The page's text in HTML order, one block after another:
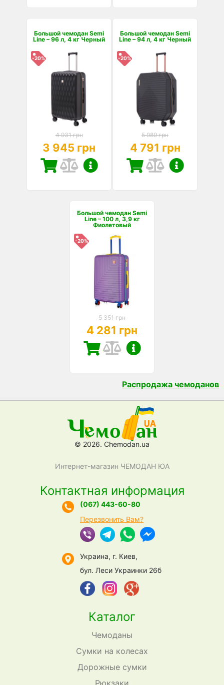
Большой чемодан Semi
Line – 96 л, 4 кг Черный
-20%
4 931 грн
3 945 грн
Большой чемодан Semi
Line – 94 л, 4 кг Черный
-20%
5 989 грн
4 791 грн
Большой чемодан Semi
Line – 100 л, 3,9 кг
Фиолетовый
-20%
5 351 грн
4 281 грн
Распродажа чемоданов
© 2026. Chemodan.ua
Интернет-магазин ЧЕМОДАН ЮА
Каталог
Чемоданы
Сумки на колесах
Дорожные сумки
Рюкзаки
Контактная информация
(067) 443-60-80
Перезвонить Вам?
Украина, г. Киев,
бул. Леси Украинки 26б